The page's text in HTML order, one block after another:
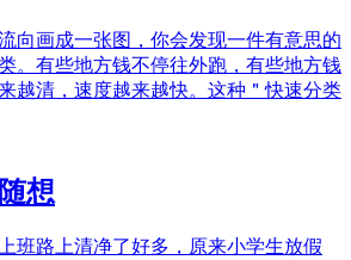
向画成一张图，你会发现一件有意思的
有些地方钱不停往外跑，有些地方钱
越清，速度越来越快。这种＂快速分类
想
班路上清净了好多，原来小学生放假